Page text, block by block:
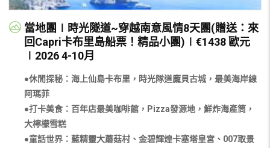
當地團∣時光隧道~穿越南意風情8天團(贈送：來
回Capri卡布里島船票！精品小團)∣€1438 歐元
∣2026 4-10月
●休閒探秘：海上仙島卡布里，時光隊道龐貝古城，最美海岸線
阿瑪菲
●打卡美食：百年店最美咖啡館，Pizza發源地，鮮炸海產筒，
大檸檬雪糕
●童話世界：藍精靈大蘑菇村、金碧輝煌卡塞塔皇宮、007取景